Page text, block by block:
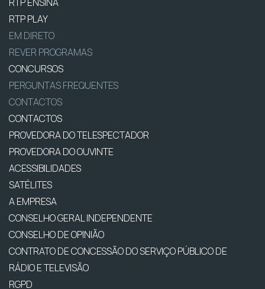
RTP PLAY
EM DIRETO
REVER PROGRAMAS
CONCURSOS
PERGUNTAS FREQUENTES
CONTACTOS
CONTACTOS
PROVEDORA DO TELESPECTADOR
PROVEDORA DO OUVINTE
ACESSIBILIDADES
SATÉLITES
A EMPRESA
CONSELHO GERAL INDEPENDENTE
CONSELHO DE OPINIÃO
CONTRATO DE CONCESSÃO DO SERVIÇO PÚBLICO DE
RÁDIO E TELEVISÃO
RGPD